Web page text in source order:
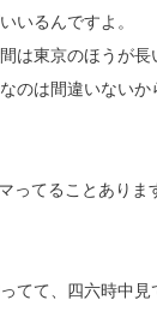
いるんですよ。
は東京のほうが
のは間違いないか
ってることありま
てて、四六時中見